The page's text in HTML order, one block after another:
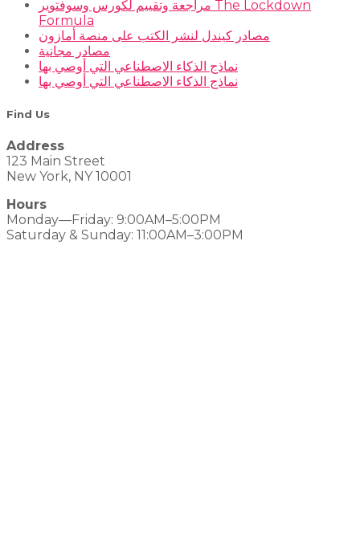
مراجعة وتقييم لكورس وسوفتوير The Lockdown
Formula
مصادر كيندل لنشر الكتب على منصة أمازون
مصادر مجانية
نماذج الذكاء الاصطناعي التي أوصي بها
نماذج الذكاء الاصطناعي التي أوصي بها
Find Us
Address
123 Main Street
New York, NY 10001
Hours
Monday—Friday: 9:00AM–5:00PM
Saturday & Sunday: 11:00AM–3:00PM